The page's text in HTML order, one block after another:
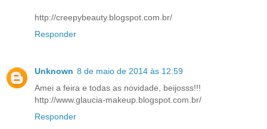
http://creepybeauty.blogspot.com.br/
Responder
Unknown 8 de maio de 2014 às 12:59
Amei a feira e todas as novidade, beijosss!!!
http://www.glaucia-makeup.blogspot.com.br/
Responder